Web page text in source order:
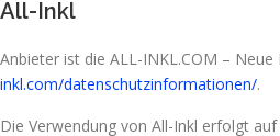
All-Inkl
Anbieter ist die ALL-INKL.COM –
inkl.com/datenschutzinformationen/.
Die Verwendung von All-Inkl erfolgt